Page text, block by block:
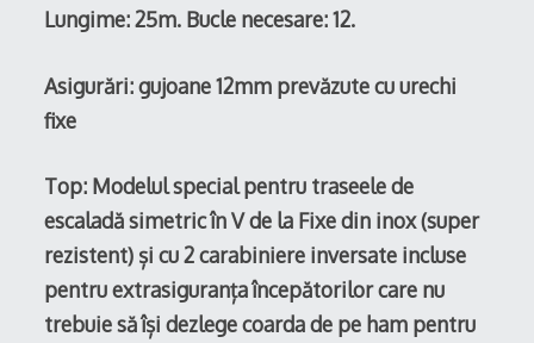
Lungime: 25m. Bucle necesare: 12.
Asigurări: gujoane 12mm prevăzute cu urechi
fixe
Top: Modelul special pentru traseele de
escaladă simetric în V de la Fixe din inox (super
rezistent) și cu 2 carabiniere inversate incluse
pentru extrasiguranța începătorilor care nu
trebuie să își dezlege coarda de pe ham pentru